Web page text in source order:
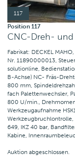
117
Position 117
CNC-Dreh- und
Fabrikat: DECKEL
Nr. 11890000013,
solutionline,
B-Achse) NC- Fräs-
800 mm,
fach Palettenwechsler,
800 U/min.,
Werkzeugaufnahme
Werkzeugbruchlontrolle,
649, IKZ 40 bar,
Kabine,
Auktion abgeschlossen.